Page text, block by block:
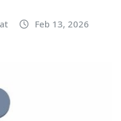
Feb 13, 2026